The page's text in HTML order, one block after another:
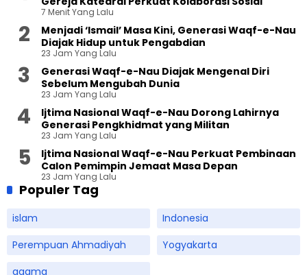
7 Menit Yang Lalu
Menjadi ‘Ismail’ Masa Kini, Generasi Waqf-e-Nau
Diajak Hidup untuk Pengabdian
23 Jam Yang Lalu
Generasi Waqf-e-Nau Diajak Mengenal Diri
Sebelum Mengubah Dunia
23 Jam Yang Lalu
Ijtima Nasional Waqf-e-Nau Dorong Lahirnya
Generasi Pengkhidmat yang Militan
23 Jam Yang Lalu
Ijtima Nasional Waqf-e-Nau Perkuat Pembinaan
Calon Pemimpin Jemaat Masa Depan
23 Jam Yang Lalu
Populer Tag
islam
Indonesia
Perempuan Ahmadiyah
Yogyakarta
agama